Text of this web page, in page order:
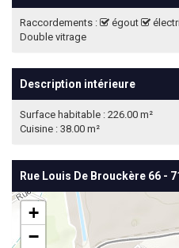
Raccordements : égout
Double vitrage
Description intérieure
Surface habitable : 226.00 m²
Cuisine : 38.00 m²
Rue Louis De Brouckère 66 -
+
−